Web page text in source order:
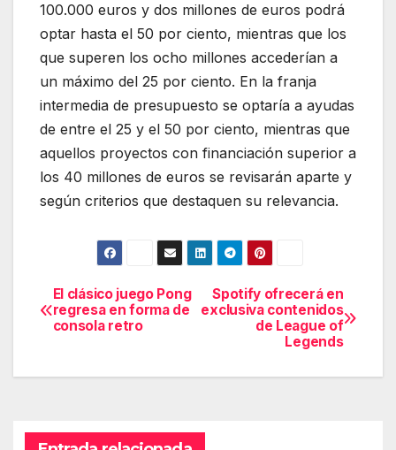
100.000 euros y dos millones de euros podrá
optar hasta el 50 por ciento, mientras que los
que superen los ocho millones accederían a
un máximo del 25 por ciento. En la franja
intermedia de presupuesto se optaría a ayudas
de entre el 25 y el 50 por ciento, mientras que
aquellos proyectos con financiación superior a
los 40 millones de euros se revisarán aparte y
según criterios que destaquen su relevancia.
Navegación
de
entradas
Spotify ofrecerá en
exclusiva contenidos
de League of
Legends
El clásico juego Pong
regresa en forma de
consola retro